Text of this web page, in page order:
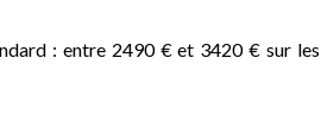
: entre 2490 € et 3420 € sur les